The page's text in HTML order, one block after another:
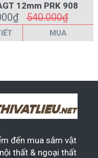
12mm PRK 908
540.000₫
MUA
đến mua sắm vật
thất & ngoại thất